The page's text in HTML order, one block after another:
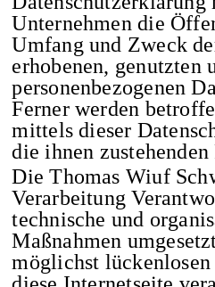
Unternehmen die
Umfang und Zweck
erhobenen, genutzten
personenbezogenen
Ferner werden
mittels dieser
die ihnen
Die Thomas Wiuf
Verarbeitung
technische und
Maßnahmen
möglichst lückenlosen